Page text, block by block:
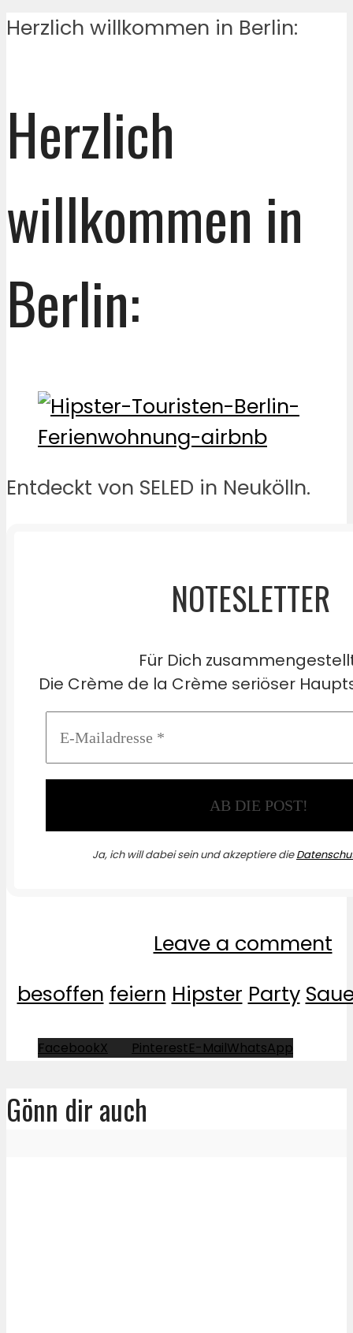
Herzlich willkommen in Berlin:
Herzlich
willkommen in
Berlin:
Entdeckt von SELED in Neukölln.
NOTESLETTER
Für Dich
Die Crème de la Crème seriöser
Ja, ich will dabei sein und akzeptiere die
Leave a comment
besoffen feiern Hipster Party
FacebookX PinterestE-MailWhatsApp
Gönn dir auch